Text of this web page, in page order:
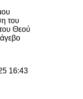
του
Θεού
16:43